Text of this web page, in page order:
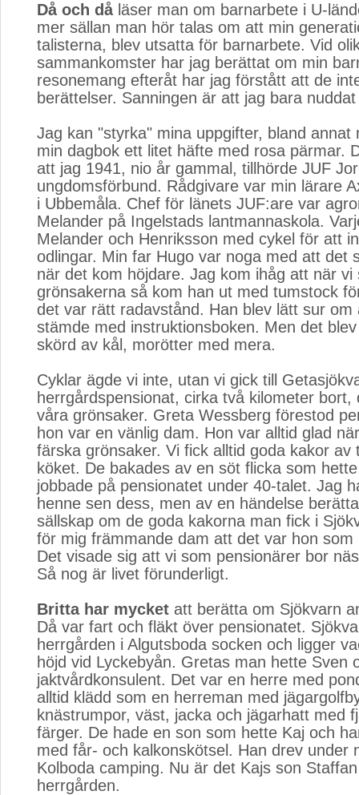
Då och dåläser man om barnarbete i U-
mer sällan man hör talas om att min
talisterna, blev utsatta för barnarbete. Vid
sammankomster har jag berättat om min
resonemang efteråt har jag förstått att de
berättelser. Sanningen är att jag bara
Jag kan "styrka" mina uppgifter, bland annat
min dagbok ett litet häfte med rosa pärmar.
att jag 1941, nio år gammal, tillhörde JUF
ungdomsförbund. Rådgivare var min lärare
i Ubbemåla. Chef för länets JUF:are var
Melander på Ingelstads lantmannaskola.
Melander och Henriksson med cykel för att
odlingar. Min far Hugo var noga med att det
när det kom höjdare. Jag kom ihåg att när vi
grönsakerna så kom han ut med tumstock
det var rätt radavstånd. Han blev lätt sur om
stämde med instruktionsboken. Men det
skörd av kål, morötter med mera.
Cyklar ägde vi inte, utan vi gick till
herrgårdspensionat, cirka två kilometer bort,
våra grönsaker. Greta Wessberg förestod
hon var en vänlig dam. Hon var alltid glad
färska grönsaker. Vi fick alltid goda kakor av
köket. De bakades av en söt flicka som
jobbade på pensionatet under 40-talet. Jag
henne sen dess, men av en händelse
sällskap om de goda kakorna man fick i
för mig främmande dam att det var hon som
Det visade sig att vi som pensionärer bor
Så nog är livet förunderligt.
Britta har mycket att berätta om Sjökvarn
Då var fart och fläkt över pensionatet.
herrgården i Algutsboda socken och ligger
höjd vid Lyckebyån. Gretas man hette Sven
jaktvårdkonsulent. Det var en herre med
alltid klädd som en herreman med
knästrumpor, väst, jacka och jägarhatt med
färger. De hade en son som hette Kaj och
med får- och kalkonskötsel. Han drev under
Kolboda camping. Nu är det Kajs son
herrgården.